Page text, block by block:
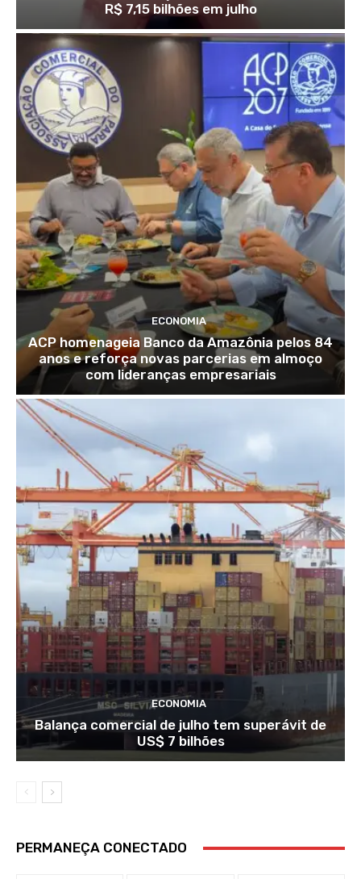
R$ 7,15 bilhões em julho
ECONOMIA
ACP homenageia Banco da Amazônia pelos 84
anos e reforça novas parcerias em almoço
com lideranças empresariais
ECONOMIA
Balança comercial de julho tem superávit de
US$ 7 bilhões
PERMANEÇA CONECTADO